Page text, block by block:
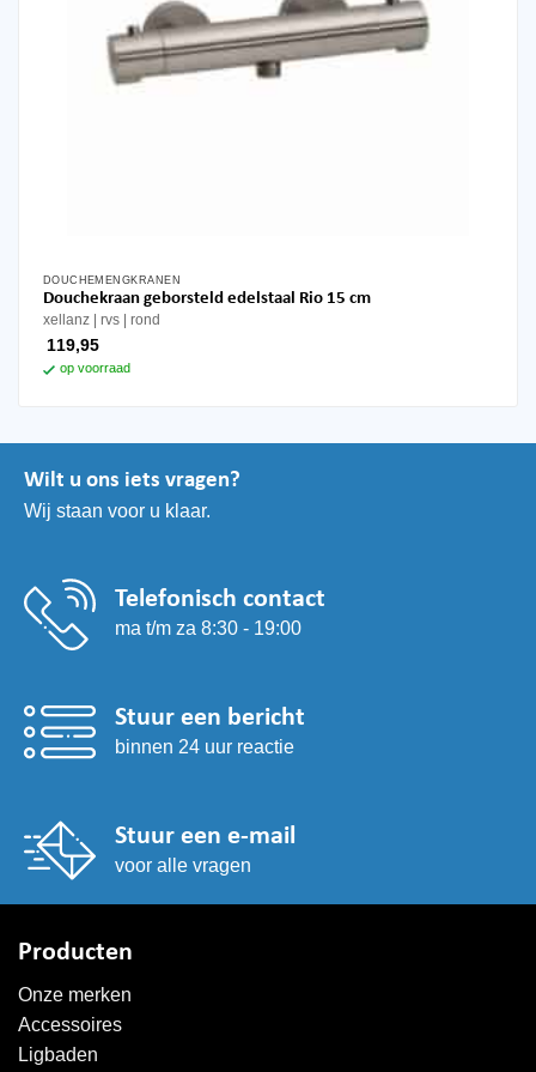
DOUCHEMENGKRANEN
Douchekraan geborsteld edelstaal Rio 15 cm
xellanz rvs rond
119,95
op voorraad
Wilt u ons iets vragen?
Wij staan voor u klaar.
Telefonisch contact
ma t/m za 8:30 - 19:00
Stuur een bericht
binnen 24 uur reactie
Stuur een e-mail
voor alle vragen
Producten
Onze merken
Accessoires
Ligbaden